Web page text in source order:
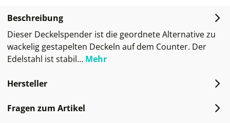
Beschreibung
Dieser Deckelspender ist die geordnete Alternative zu
wackelig gestapelten Deckeln auf dem Counter. Der
Edelstahl ist stabil… Mehr
Hersteller
Fragen zum Artikel